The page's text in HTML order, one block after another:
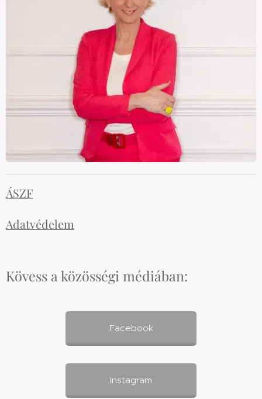
ÁSZF
Adatvédelem
Kövess a közösségi médiában:
Facebook
Instagram